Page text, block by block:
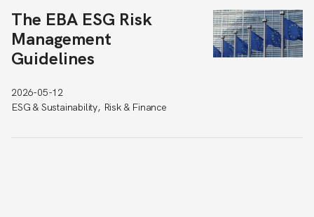
The EBA ESG Risk
Management
Guidelines
2026-05-12
ESG & Sustainability, Risk & Finance